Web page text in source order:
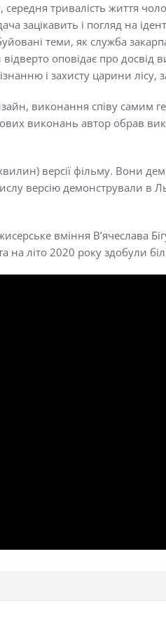
тривалість життя
зацікавить і погляд на
теми, як служба
оповідає про
і захисту царини лісу,
виконання співу самим
виконань автор обрав
версії фільму. Вони
версію демонстрували в
вміння В’ячеслава
на літо 2020 року здобули